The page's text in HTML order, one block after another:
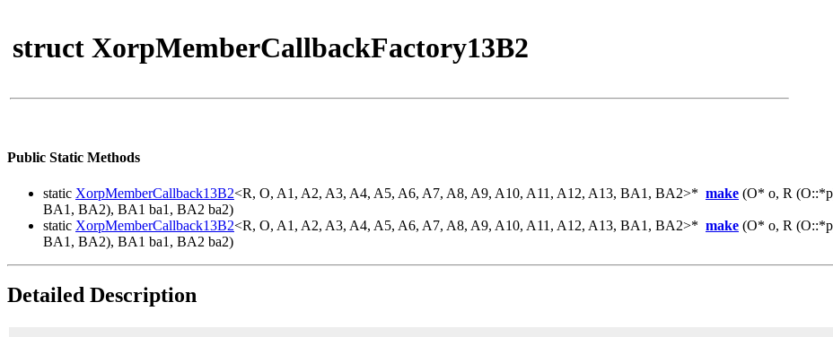
struct XorpMemberCallbackFactory13B2
Public Static Methods
static XorpMemberCallback13B2<R, O, A1, A2, A3, A4, A5, A6, A7, A8, A9, A10, A11, A12, A13, BA1, BA2>* make (O* o, R
BA1, BA2), BA1 ba1, BA2 ba2)
static XorpMemberCallback13B2<R, O, A1, A2, A3, A4, A5, A6, A7, A8, A9, A10, A11, A12, A13, BA1, BA2>* make (O* o, R
BA1, BA2), BA1 ba1, BA2 ba2)
Detailed Description